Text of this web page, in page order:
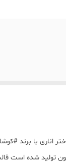
اناری با برند
توليد شده است